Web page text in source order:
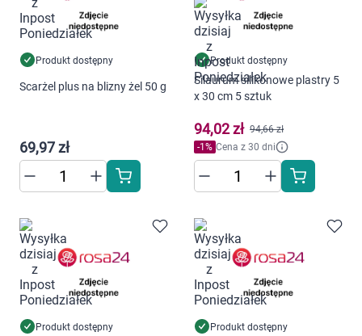
Produkt dostępny
Scarżel plus na blizny żel 50 g
69,97 zł
Produkt dostępny
Silaurum silikonowe plastry 5
x 30 cm 5 sztuk
94,02 zł 94,66 zł
-1 % Cena z 30 dni
Produkt dostępny Produkt dostępny